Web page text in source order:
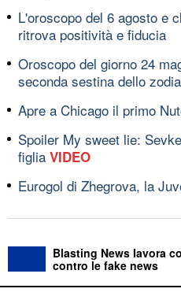
L'oroscopo del 6 agosto e
ritrova positività e fiducia
Oroscopo del giorno 24
seconda sestina dello
Apre a Chicago il primo
Spoiler My sweet lie:
figlia VIDEO
Eurogol di Zhegrova, la
Blasting News lavora
contro le fake news